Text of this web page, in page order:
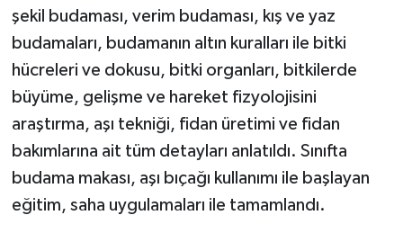
şekil budaması, verim budaması, kış ve yaz
budamaları, budamanın altın kuralları ile bitki
hücreleri ve dokusu, bitki organları, bitkilerde
büyüme, gelişme ve hareket fizyolojisini
araştırma, aşı tekniği, fidan üretimi ve fidan
bakımlarına ait tüm detayları anlatıldı. Sınıfta
budama makası, aşı bıçağı kullanımı ile başlayan
eğitim, saha uygulamaları ile tamamlandı.